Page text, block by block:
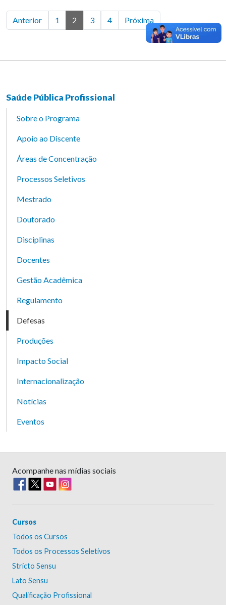
Anterior 1 2 3 4 Próxima
Saúde Pública Profissional
Sobre o Programa
Apoio ao Discente
Áreas de Concentração
Processos Seletivos
Mestrado
Doutorado
Disciplinas
Docentes
Gestão Acadêmica
Regulamento
Defesas
Produções
Impacto Social
Internacionalização
Notícias
Eventos
Acompanhe nas mídias sociais
Cursos
Todos os Cursos
Todos os Processos Seletivos
Stricto Sensu
Lato Sensu
Qualificação Profissional